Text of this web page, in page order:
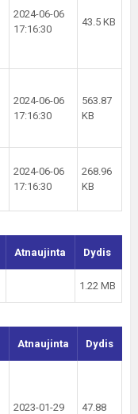
2024-06-06
17:16:30
43.5 KB
2024-06-06
17:16:30
563.87
KB
2024-06-06
17:16:30
268.96
KB
Atnaujinta Dydis
1.22 MB
Atnaujinta Dydis
2023-01-29
47.88